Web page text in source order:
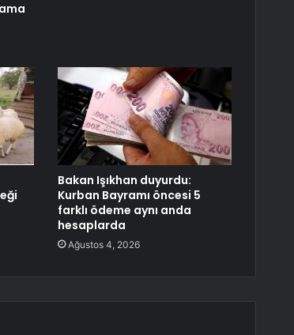
Bakan Işıkhan duyurdu:
Kurban Bayramı öncesi 5
farklı ödeme aynı anda
hesaplarda
Ağustos 4, 2026